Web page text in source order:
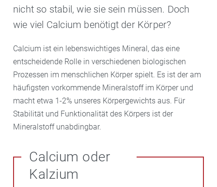
nicht so stabil, wie sie sein müssen. Doch
wie viel Calcium benötigt der Körper?
Calcium ist ein lebenswichtiges Mineral, das eine
entscheidende Rolle in verschiedenen biologischen
Prozessen im menschlichen Körper spielt. Es ist der am
häufigsten vorkommende Mineralstoff im Körper und
macht etwa 1-2% unseres Körpergewichts aus. Für
Stabilität und Funktionalität des Körpers ist der
Mineralstoff unabdingbar.
Calcium oder
Kalzium